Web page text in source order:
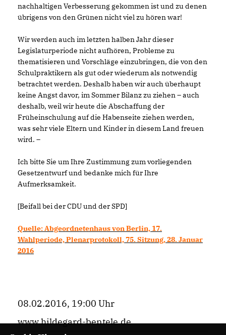
nachhaltigen Verbesserung gekommen ist und zu denen
übrigens von den Grünen nicht viel zu hören war!
Wir werden auch im letzten halben Jahr dieser
Legislaturperiode nicht aufhören, Probleme zu
thematisieren und Vorschläge einzubringen, die von den
Schulpraktikern als gut oder wiederum als notwendig
betrachtet werden. Deshalb haben wir auch überhaupt
keine Angst davor, im Sommer Bilanz zu ziehen – auch
deshalb, weil wir heute die Abschaffung der
Früheinschulung auf die Habenseite ziehen werden,
was sehr viele Eltern und Kinder in diesem Land freuen
wird. –
Ich bitte Sie um Ihre Zustimmung zum vorliegenden
Gesetzentwurf und bedanke mich für Ihre
Aufmerksamkeit.
[Beifall bei der CDU und der SPD]
Quelle: Abgeordnetenhaus von Berlin, 17.
Wahlperiode, Plenarprotokoll, 75. Sitzung, 28. Januar
2016
08.02.2016, 19:00 Uhr
www.hildegard-bentele.de